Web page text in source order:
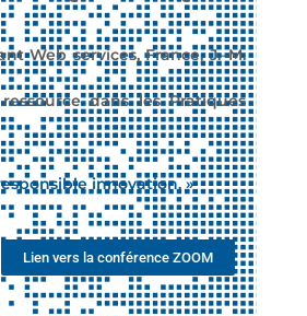
Web services, France, J.–M.
dans les Pratiques
innovation. »
Lien vers la conférence ZOOM